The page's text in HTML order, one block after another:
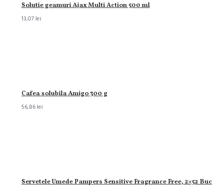
Solutie geamuri Ajax Multi Action 500 ml
13,07 lei
Cafea solubila Amigo 300 g
56,86 lei
Servetele Umede Pampers Sensitive Fragrance Free, 2×52 Buc